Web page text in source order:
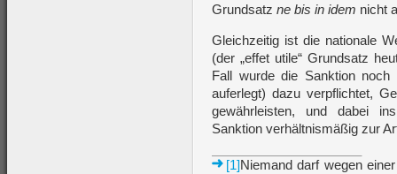
Grundsatz ne bis in idem nicht
Gleichzeitig ist die nationale
(der „effet utile“ Grundsatz
Fall wurde die Sanktion
auferlegt) dazu verpflichtet,
gewährleisten, und dabei
Sanktion verhältnismäßig zur
[1]Niemand darf wegen